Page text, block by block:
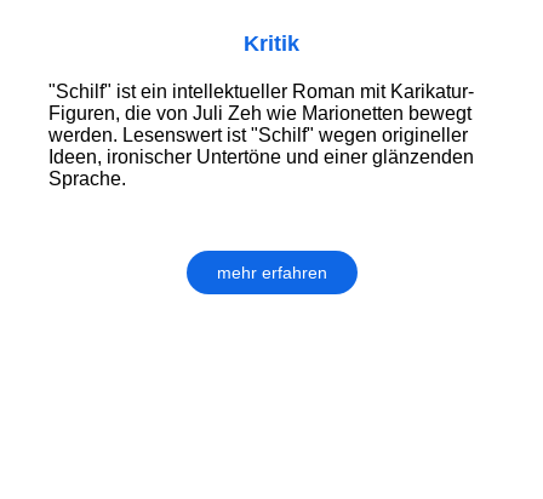
Kritik
"Schilf" ist ein intellektueller Roman mit Karikatur-
Figuren, die von Juli Zeh wie Marionetten bewegt
werden. Lesenswert ist "Schilf" wegen origineller
Ideen, ironischer Untertöne und einer glänzenden
Sprache.
mehr erfahren